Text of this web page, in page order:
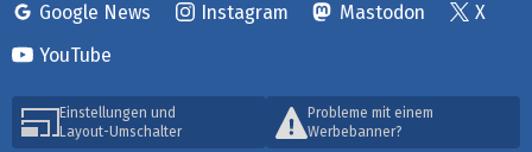
Google News
Instagram Mastodon
X
YouTube
Einstellungen und
Layout-Umschalter
Probleme mit einem
Werbebanner?